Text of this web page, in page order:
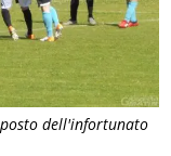
dell'infortunato